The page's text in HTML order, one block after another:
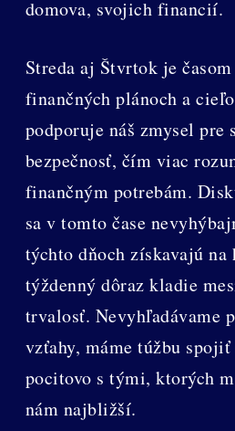
domova, svojich financií.
Streda aj Štvrtok je
finančných plánoch a
podporuje náš zmysel pre
bezpečnosť, čím viac
finančným potrebám.
sa v tomto čase
týchto dňoch získavajú
týždenný dôraz kladie
trvalosť. Nevyhľadávame
vzťahy, máme túžbu spojiť
pocitovo s tými, ktorých
nám najbližší.